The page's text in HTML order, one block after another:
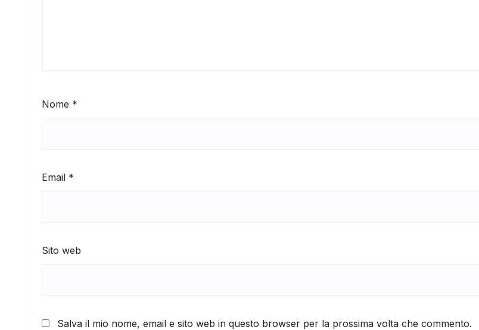
Nome *
Email *
Sito web
Salva il mio nome, email e sito web in questo browser per la prossima volta che commento.